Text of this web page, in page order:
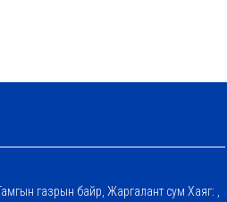
газрын байр, Жаргалант сум Хаяг: ,